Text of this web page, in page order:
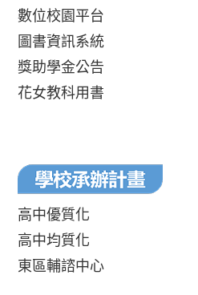
數位校園平台
圖書資訊系統
獎助學金公告
花女教科用書
高中優質化
高中均質化
東區輔諮中心